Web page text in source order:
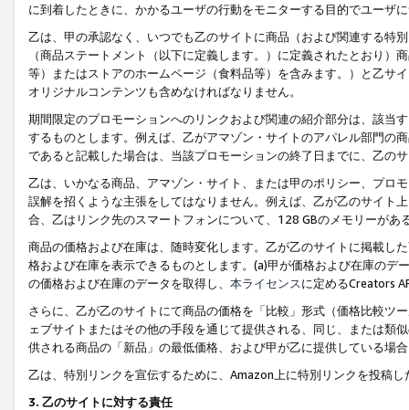
に到着したときに、かかるユーザの行動をモニターする目的でユーザ
乙は、甲の承認なく、いつでも乙のサイトに商品（および関連する特
（商品ステートメント（以下に定義します。）に定義されたとおり
等）またはストアのホームページ（食料品等）を含みます。）と乙サ
オリジナルコンテンツも含めなければなりません。
期間限定のプロモーションへのリンクおよび関連の紹介部分は、該当
するものとします。例えば、乙がアマゾン・サイトのアパレル部門の
であると記載した場合は、当該プロモーションの終了日までに、乙の
乙は、いかなる商品、アマゾン・サイト、または甲のポリシー、プロ
誤解を招くような主張をしてはなりません。例えば、乙が乙のサイト
合、乙はリンク先のスマートフォンについて、128 GBのメモリーがあ
商品の価格および在庫は、随時変化します。乙が乙のサイトに掲載し
格および在庫を表示できるものとします。(a)甲が価格および在庫の
の価格および在庫のデータを取得し、 本ライセンスに定めるCreators
さらに、乙が乙のサイトにて商品の価格を「比較」形式（価格比較ツ
ェブサイトまたはその他の手段を通じて提供される、同じ、または類
供される商品の「新品」の最低価格、および甲が乙に提供している場
乙は、特別リンクを宣伝するために、Amazon上に特別リンクを投稿
3. 乙のサイトに対する責任